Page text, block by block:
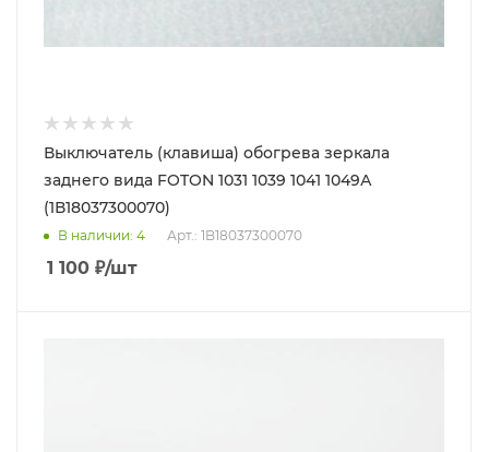
Выключатель (клавиша) обогрева зеркала
заднего вида FOTON 1031 1039 1041 1049А
(1В18037300070)
В наличии: 4 Арт.: 1B18037300070
1 100 ₽/шт